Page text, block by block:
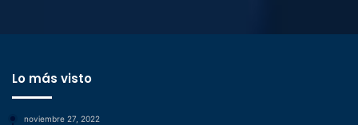
Lo más visto
noviembre 27, 2022